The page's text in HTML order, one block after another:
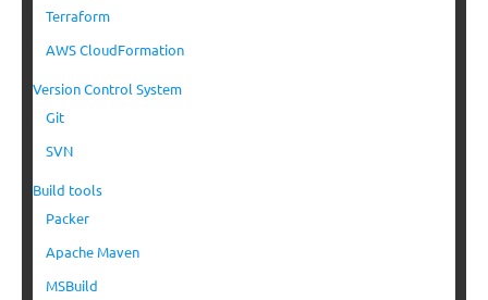
Terraform
AWS CloudFormation
Version Control System
Git
SVN
Build tools
Packer
Apache Maven
MSBuild